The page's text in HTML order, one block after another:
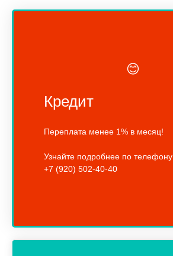
😊
Кредит
Переплата менее 1% в месяц!
Узнайте подробнее по телефону
+7 (920) 502-40-40